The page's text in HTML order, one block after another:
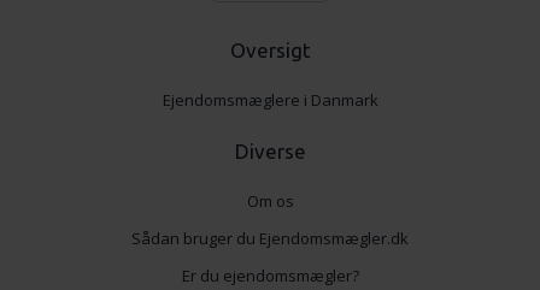
de har indsamlet fra din brug af deres tjenester.
Oversigt
Ejendomsmæglere i Danmark
Diverse
Om os
Sådan bruger du Ejendomsmægler.dk
Er du ejendomsmægler?